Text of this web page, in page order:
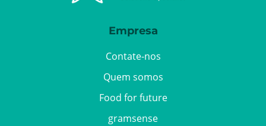
Empresa
Contate-nos
Quem somos
Food for future
gramsense